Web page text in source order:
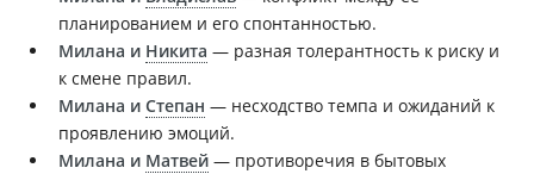
планированием и его спонтанностью.
Милана и Никита — разная толерантность к риску и
к смене правил.
Милана и Степан — несходство темпа и ожиданий к
проявлению эмоций.
Милана и Матвей — противоречия в бытовых